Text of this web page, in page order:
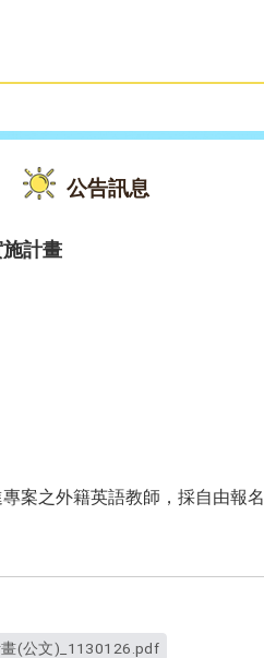
公告訊息
計畫
案之外籍英語教師，採自由報名
(公文)_1130126.pdf